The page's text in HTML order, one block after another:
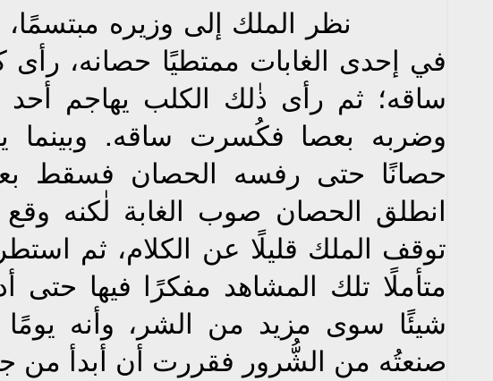
نظر الملك إلى وزيره مبتسمًا،
في إحدى الغابات ممتطيًا حصانه، رأى
ساقه؛ ثم رأى ذٰلك الكلب يهاجم
وضربه بعصا فكُسرت ساقه. وبينما
حصانًا حتى رفسه الحصان فسقط
انطلق الحصان صوب الغابة لٰكنه
توقف الملك قليلًا عن الكلام، ثم
متأملًا تلك المشاهد مفكرًا فيها
شيئًا سوى مزيد من الشر، وأنه
صنعتُه من الشُّرور فقررت أن أبدأ من